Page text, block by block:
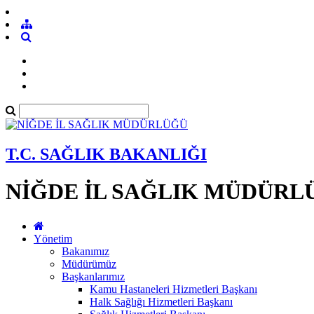
T.C. SAĞLIK BAKANLIĞI
NİĞDE İL SAĞLIK
Yönetim
Bakanımız
Müdürümüz
Başkanlarımız
Kamu Hastaneleri Hizmetleri Başkanı
Halk Sağlığı Hizmetleri Başkanı